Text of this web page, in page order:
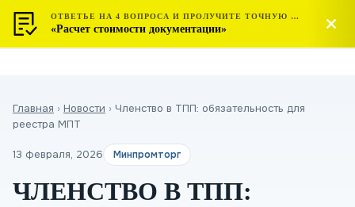
МОСТЕСТ
ЦЕНТР СЕРТИФИКАЦИИ
Главная › Новости › Членство в ТПП: обязательность для
реестра МПТ
13 февраля, 2026 Минпромторг
ЧЛЕНСТВО В ТПП:
ОТВЕТЬЕ НА 4 ВОПРОСА И ПРОЛУЧИТЕ ТОЧНУЮ СТОИМОСТЬ
«Расчет стоимости документации»